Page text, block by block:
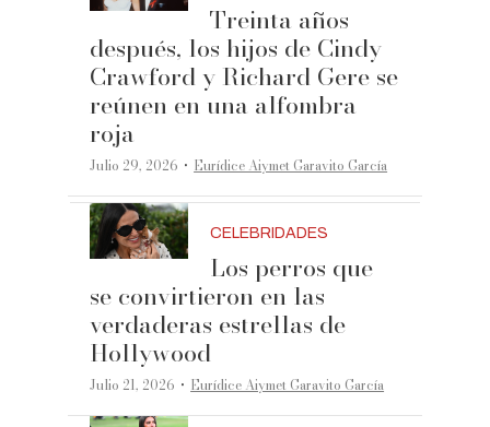
Treinta años
después, los hijos de Cindy
Crawford y Richard Gere se
reúnen en una alfombra
roja
Julio 29, 2026 ·Eurídice Aiymet Garavito García
CELEBRIDADES
Los perros que
se convirtieron en las
verdaderas estrellas de
Hollywood
Julio 21, 2026 ·Eurídice Aiymet Garavito García